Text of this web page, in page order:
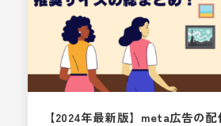
【2024年最新版】meta広告の